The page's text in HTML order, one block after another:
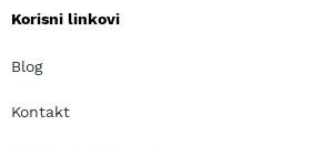
Korisni linkovi
Blog
Kontakt